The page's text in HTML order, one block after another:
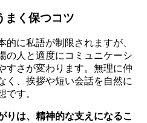
まく保つコツ
的に私語が制限されますが、
の人と適度にコミュニケーシ
すさが変わります。無理に仲
く、挨拶や短い会話を自然に
です。
りは、精神的な支えになるこ